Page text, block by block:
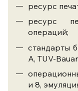
ресурс
ресурс
операций;
стандарты
A, TUV-
и 8,